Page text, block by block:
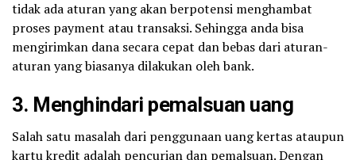
tidak ada aturan yang akan berpotensi menghambat
proses payment atau transaksi. Sehingga anda bisa
mengirimkan dana secara cepat dan bebas dari aturan-
aturan yang biasanya dilakukan oleh bank.
3. Menghindari pemalsuan uang
Salah satu masalah dari penggunaan uang kertas ataupun
kartu kredit adalah pencurian dan pemalsuan. Dengan